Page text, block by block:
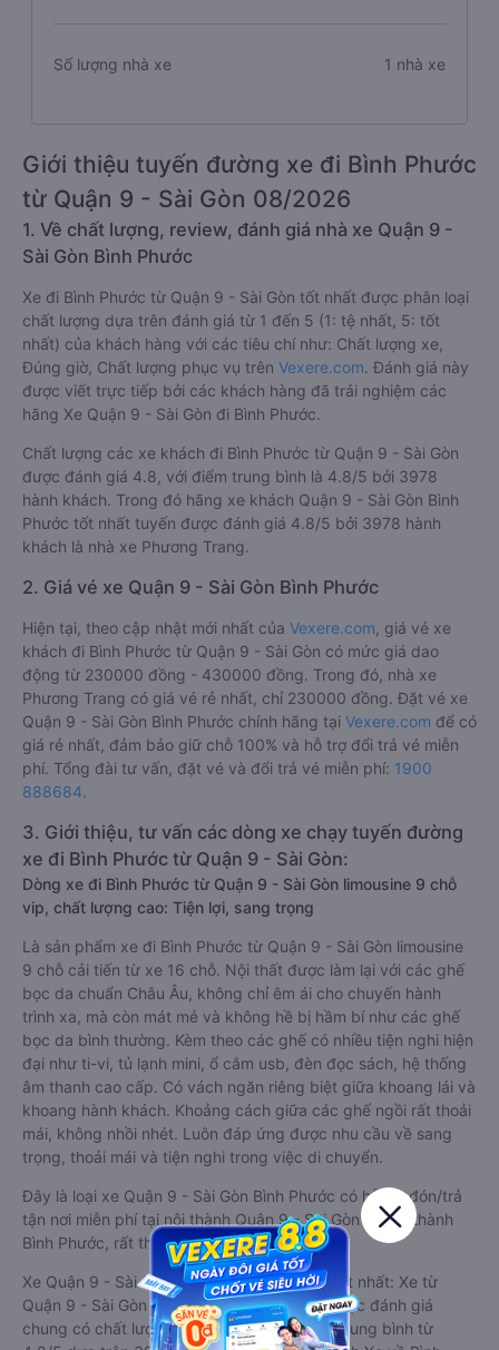
Số lượng nhà xe 1 nhà xe
Giới thiệu tuyến đường xe đi Bình Phước
từ Quận 9 - Sài Gòn 08/2026
1. Về chất lượng, review, đánh giá nhà xe Quận 9 -
Sài Gòn Bình Phước
Xe đi Bình Phước từ Quận 9 - Sài Gòn tốt nhất được phân loại
chất lượng dựa trên đánh giá từ 1 đến 5 (1: tệ nhất, 5: tốt
nhất) của khách hàng với các tiêu chí như: Chất lượng xe,
Đúng giờ, Chất lượng phục vụ trên Vexere.com. Đánh giá này
được viết trực tiếp bởi các khách hàng đã trải nghiệm các
hãng Xe Quận 9 - Sài Gòn đi Bình Phước.
Chất lượng các xe khách đi Bình Phước từ Quận 9 - Sài Gòn
được đánh giá 4.8, với điểm trung bình là 4.8/5 bởi 3978
hành khách. Trong đó hãng xe khách Quận 9 - Sài Gòn Bình
Phước tốt nhất tuyến được đánh giá 4.8/5 bởi 3978 hành
khách là nhà xe Phương Trang.
2. Giá vé xe Quận 9 - Sài Gòn Bình Phước
Hiện tại, theo cập nhật mới nhất của Vexere.com , giá vé xe
khách đi Bình Phước từ Quận 9 - Sài Gòn có mức giá dao
động từ 230000 đồng - 430000 đồng. Trong đó, nhà xe
Phương Trang có giá vé rẻ nhất, chỉ 230000 đồng. Đặt vé xe
Quận 9 - Sài Gòn Bình Phước chính hãng tại Vexere.com để có
giá rẻ nhất, đảm bảo giữ chỗ 100% và hỗ trợ đổi trả vé miễn
phí. Tổng đài tư vấn, đặt vé và đổi trả vé miễn phí: 1900
888684.
3. Giới thiệu, tư vấn các dòng xe chạy tuyến đường
xe đi Bình Phước từ Quận 9 - Sài Gòn:
Dòng xe đi Bình Phước từ Quận 9 - Sài Gòn limousine 9 chỗ
vip, chất lượng cao: Tiện lợi, sang trọng
Là sản phẩm xe đi Bình Phước từ Quận 9 - Sài Gòn limousine
9 chỗ cải tiến từ xe 16 chỗ. Nội thất được làm lại với các ghế
bọc da chuẩn Châu Âu, không chỉ êm ái cho chuyến hành
trình xa, mà còn mát mẻ và không hề bị hầm bí như các ghế
bọc da bình thường. Kèm theo các ghế có nhiều tiện nghi hiện
đại như ti-vi, tủ lạnh mini, ổ cắm usb, đèn đọc sách, hệ thống
âm thanh cao cấp. Có vách ngăn riêng biệt giữa khoang lái và
khoang hành khách. Khoảng cách giữa các ghế ngồi rất thoải
mái, không nhồi nhét. Luôn đáp ứng được nhu cầu về sang
trọng, thoải mái và tiện nghi trong việc di chuyển.
Đây là loại xe Quận 9 - Sài Gòn Bình Phước có hỗ trợ đón/trả
tận nơi miễn phí tại nội thành Quận 9 - Sài Gòn và nội thành
Bình Phước, rất thuận tiện cho du khách.
Xe Quận 9 - Sài Gòn Bình Phước limousine tốt nhất: Xe từ
Quận 9 - Sài Gòn đi Bình Phước limousine được đánh giá
chung có chất lượng Tốt với điểm đánh giá trung bình từ